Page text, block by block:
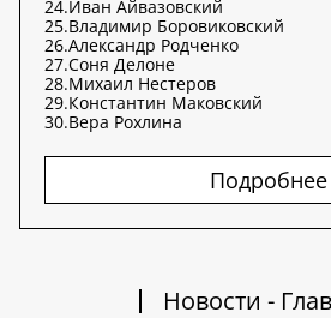
24.Иван Айвазовский
25.Владимир Боровиковский
26.Александр Родченко
27.Соня Делоне
28.Михаил Нестеров
29.Константин Маковский
30.Вера Рохлина
Подробнее
Новости -